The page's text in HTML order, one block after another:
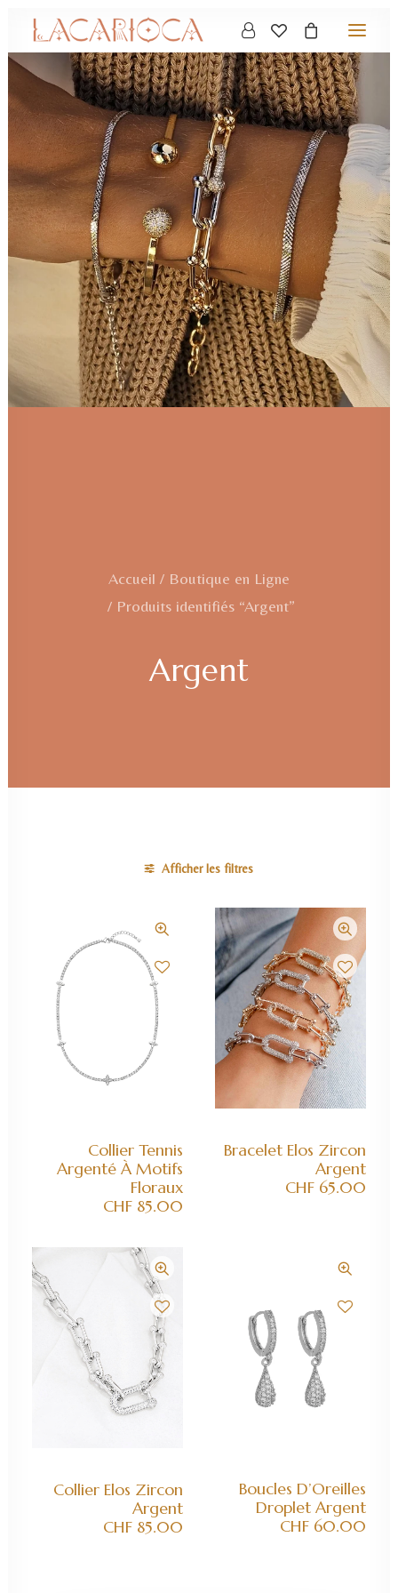
Accueil
Boutique en Ligne
Produits identifiés “Argent”
Argent
Afficher les filtres
AJOUTER AU PANIER
Collier Tennis
Argenté À Motifs
Floraux
CHF 85.00
AJOUTER AU PANIER
Bracelet Elos Zircon
Argent
CHF 65.00
AJOUTER AU PANIER
Collier Elos Zircon
Argent
CHF 85.00
AJOUTER AU PANIER
Boucles D’Oreilles
Droplet Argent
CHF 60.00